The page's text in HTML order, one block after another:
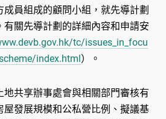
員組成的顧問小組，就先導計劃
有關先導計劃的詳細內容和申請安
tc/issues_in_focu
index.html）。
共享辦事處會與相關部門審核有
屋發展規模和公私營比例、擬議基